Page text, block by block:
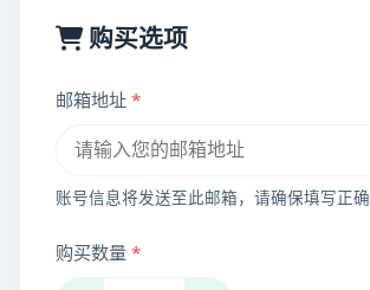
购买选项
邮箱地址 *
账号信息将发送至此邮箱，请确保填写正确
购买数量 *